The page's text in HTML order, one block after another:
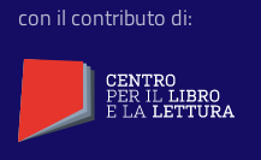
con il contributo di: